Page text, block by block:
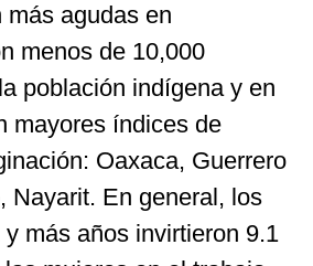
más agudas en
menos de 10,000
población indígena y en
mayores índices de
Oaxaca, Guerrero
Nayarit. En general, los
más años invirtieron 9.1